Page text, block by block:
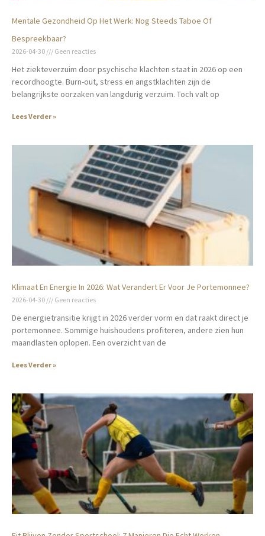
Mentale Gezondheid Op Het Werk: Nog Steeds Taboe Of
Bespreekbaar?
2026-04-30 Geen reacties
Het ziekteverzuim door psychische klachten staat in 2026 op een
recordhoogte. Burn-out, stress en angstklachten zijn de
belangrijkste oorzaken van langdurig verzuim. Toch valt op
Lees Verder »
Klimaat En Energie In 2026: Wat Verandert Er Voor Je Portemonnee?
2026-04-30 Geen reacties
De energietransitie krijgt in 2026 verder vorm en dat raakt direct je
portemonnee. Sommige huishoudens profiteren, andere zien hun
maandlasten oplopen. Een overzicht van de
Lees Verder »